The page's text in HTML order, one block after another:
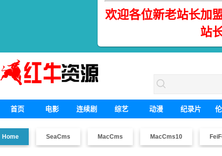
欢迎各位新老站长加
站
首页 电影 连续剧 综艺 动漫 纪录片
Home SeaCms MacCms MacCms10